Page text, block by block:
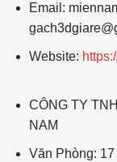
Email:
Website:
CÔNG TY
NAM
Văn Phòng: